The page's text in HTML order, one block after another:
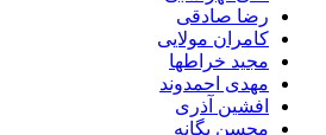
رضا صادقی
کامران مولایی
مجید خراطها
مهدی احمدوند
افشین آذری
محسن یگانه